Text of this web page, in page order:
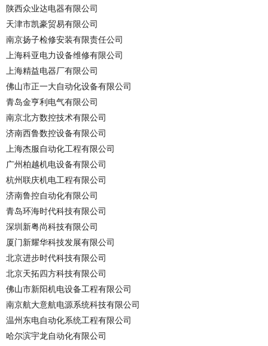
陕西众业达电器有限公司
天津市凯豪贸易有限公司
南京扬子检修安装有限责任公司
上海科亚电力设备维修有限公司
上海精益电器厂有限公司
佛山市正一大自动化设备有限公司
青岛金亨利电气有限公司
南京北方数控技术有限公司
济南西鲁数控设备有限公司
上海杰服自动化工程有限公司
广州柏越机电设备有限公司
杭州联庆机电工程有限公司
济南鲁控自动化有限公司
青岛环海时代科技有限公司
深圳新粤尚科技有限公司
厦门新耀华科技发展有限公司
北京进步时代科技有限公司
北京天拓四方科技有限公司
佛山市新阳机电设备工程有限公司
南京航大意航电源系统科技有限公司
温州东电自动化系统工程有限公司
哈尔滨宇龙自动化有限公司